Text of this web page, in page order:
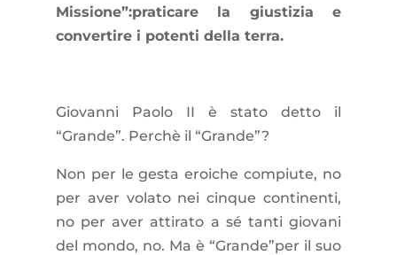
Missione”:praticare la giustizia e
convertire i potenti della terra.
Giovanni Paolo II è stato detto il
“Grande”. Perchè il “Grande”?
Non per le gesta eroiche compiute, no
per aver volato nei cinque continenti,
no per aver attirato a sé tanti giovani
del mondo, no. Ma è “Grande”per il suo